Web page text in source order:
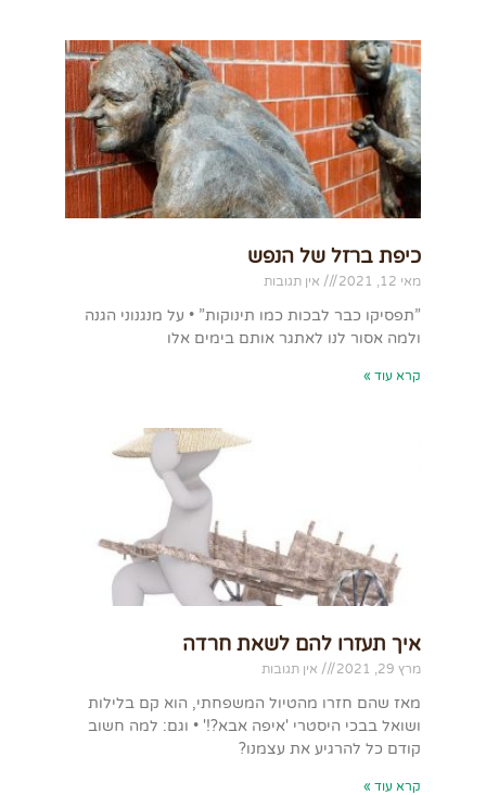
כיפת ברזל של הנפש
מאי 12, 2021 אין תגובות
”תפסיקו כבר לבכות כמו תינוקות” • על מנגנוני הגנה
ולמה אסור לנו לאתגר אותם בימים אלו
קרא עוד »
איך תעזרו להם לשאת חרדה
מרץ 29, 2021 אין תגובות
מאז שהם חזרו מהטיול המשפחתי, הוא קם בלילות
ושואל בבכי היסטרי 'איפה אבא?!' • וגם: למה חשוב
קודם כל להרגיע את עצמנו?
קרא עוד »